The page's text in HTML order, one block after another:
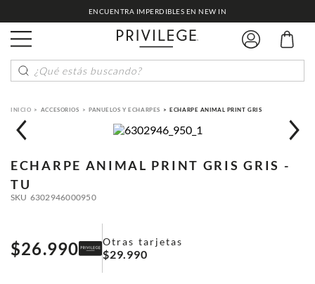
ENCUENTRA IMPERDIBLES EN NEW IN
¿Qué estás buscando?
ACCESORIOS PANUELOS Y ECHARPES ECHARPE ANIMAL PRINT GRIS
ECHARPE ANIMAL PRINT GRIS GRIS -
TU
SKU 6302946000950
$26.990 Otras tarjetas
$29.990